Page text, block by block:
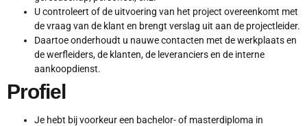
U controleert of de uitvoering van het project overeenkomt met
de vraag van de klant en brengt verslag uit aan de projectleider.
Daartoe onderhoudt u nauwe contacten met de werkplaats en
de werfleiders, de klanten, de leveranciers en de interne
aankoopdienst.
Profiel
Je hebt bij voorkeur een bachelor- of masterdiploma in